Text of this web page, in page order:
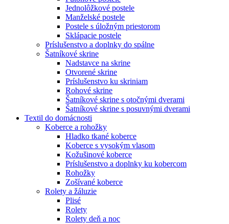
Jednolôžkové postele
Manželské postele
Postele s úložným priestorom
Sklápacie postele
Príslušenstvo a doplnky do spálne
Šatníkové skrine
Nadstavce na skrine
Otvorené skrine
Príslušenstvo ku skriniam
Rohové skrine
Šatníkové skrine s otočnými dverami
Šatníkové skrine s posuvnými dverami
Textil do domácnosti
Koberce a rohožky
Hladko tkané koberce
Koberce s vysokým vlasom
Kožušinové koberce
Príslušenstvo a doplnky ku kobercom
Rohožky
Zošívané koberce
Rolety a žáluzie
Plisé
Rolety
Rolety deň a noc